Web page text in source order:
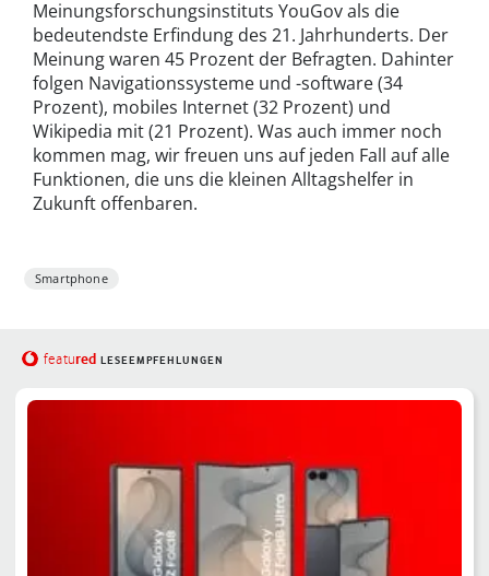
Meinungsforschungsinstituts YouGov als die
bedeutendste Erfindung des 21. Jahrhunderts. Der
Meinung waren 45 Prozent der Befragten. Dahinter
folgen Navigationssysteme und -software (34
Prozent), mobiles Internet (32 Prozent) und
Wikipedia mit (21 Prozent). Was auch immer noch
kommen mag, wir freuen uns auf jeden Fall auf alle
Funktionen, die uns die kleinen Alltagshelfer in
Zukunft offenbaren.
Smartphone
featured LESEEMPFEHLUNGEN